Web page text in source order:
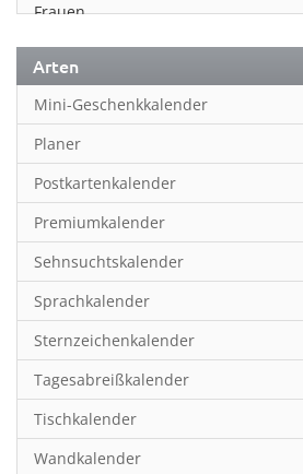
Frauen
Fußball
Geschichte
Humor & Cartoon
Inspiration & Entspannung
Inspiration & Spiritualität
Kinderkalender
Kunst
Länder & Städte
Landschaft & Natur
Lifestyle
Literatur
Arten
Mini-Geschenkkalender
Planer
Postkartenkalender
Premiumkalender
Sehnsuchtskalender
Sprachkalender
Sternzeichenkalender
Tagesabreißkalender
Tischkalender
Wandkalender